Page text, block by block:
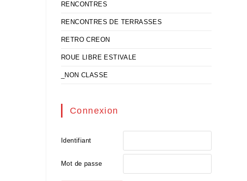
RENCONTRES
RENCONTRES DE TERRASSES
RETRO CREON
ROUE LIBRE ESTIVALE
_NON CLASSE
Connexion
Identifiant
Mot de passe